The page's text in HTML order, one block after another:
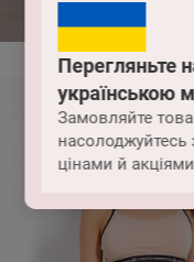
Перегляньте
українською
Замовляйте
насолоджуйтесь
цінами й